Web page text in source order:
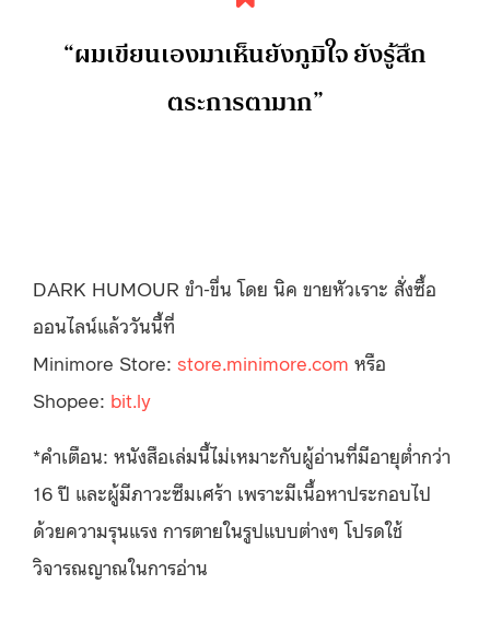
“ผมเขียนเองมาเห็นยังภูมิใจ ยังรู้สึก
ตระการตามาก”
DARK HUMOUR ขำ-ขื่น โดย นิค ขายหัวเราะ สั่งซื้อ
ออนไลน์แล้ววันนี้ที่
Minimore Store: store.minimore.com หรือ
Shopee: bit.ly
*คำเตือน: หนังสือเล่มนี้ไม่เหมาะกับผู้อ่านที่มีอายุต่ำกว่า
16 ปี และผู้มีภาวะซึมเศร้า เพราะมีเนื้อหาประกอบไป
ด้วยความรุนแรง การตายในรูปแบบต่างๆ โปรดใช้
วิจารณญาณในการอ่าน